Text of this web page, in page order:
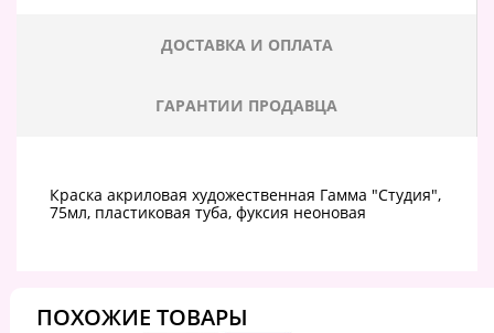
ДОСТАВКА И ОПЛАТА
ГАРАНТИИ ПРОДАВЦА
Краска акриловая художественная Гамма "Студия",
75мл, пластиковая туба, фуксия неоновая
ПОХОЖИЕ ТОВАРЫ